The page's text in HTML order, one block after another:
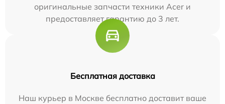
оригинальные запчасти техники Acer и
предоставляет гарантию до 3 лет.
Бесплатная доставка
Наш курьер в Москве бесплатно доставит ваше